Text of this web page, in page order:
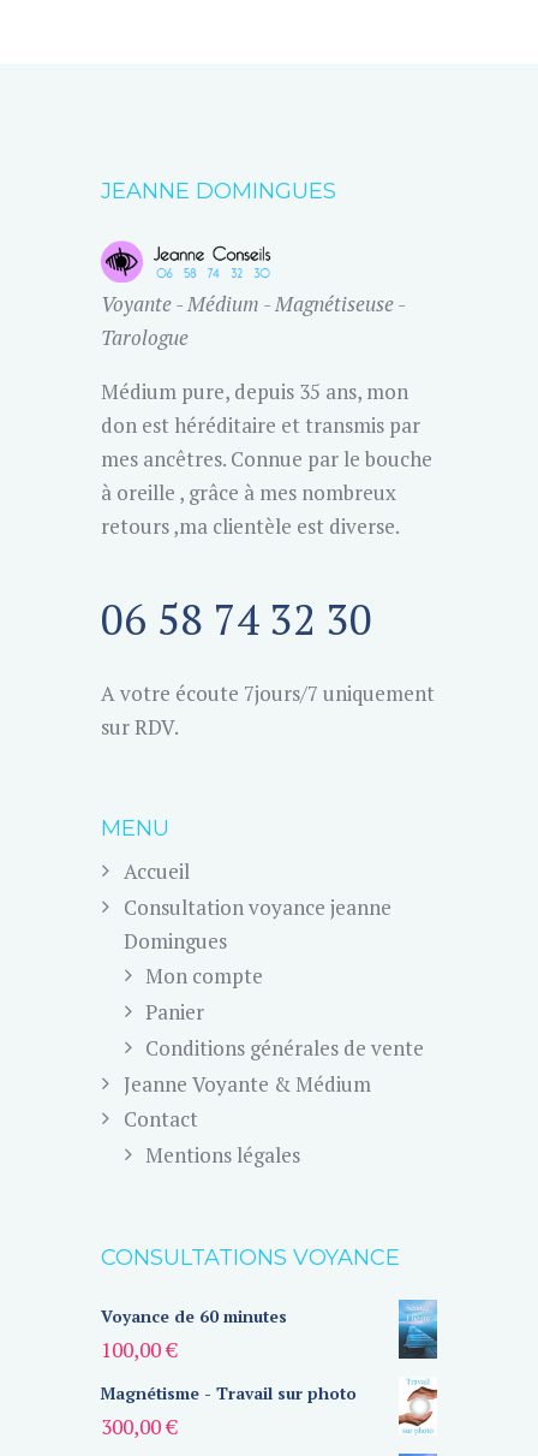
JEANNE DOMINGUES
Voyante - Médium - Magnétiseuse -
Tarologue
Médium pure, depuis 35 ans, mon
don est héréditaire et transmis par
mes ancêtres. Connue par le bouche
à oreille , grâce à mes nombreux
retours ,ma clientèle est diverse.
06 58 74 32 30
A votre écoute 7jours/7 uniquement
sur RDV.
MENU
Accueil
Consultation voyance jeanne
Domingues
Mon compte
Panier
Conditions générales de vente
Jeanne Voyante & Médium
Contact
Mentions légales
CONSULTATIONS VOYANCE
Voyance de 60 minutes
100,00€
Magnétisme - Travail sur photo
300,00€